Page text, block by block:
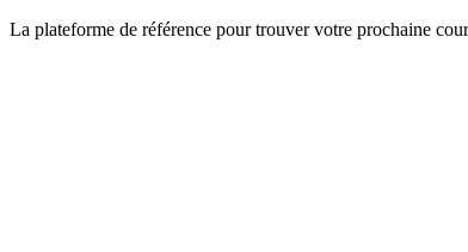
La plateforme de référence pour trouver votre prochaine